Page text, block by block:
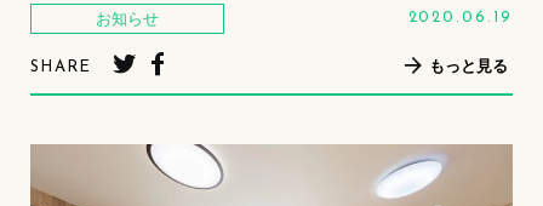
お知らせ 2020.06.19
SHARE もっと見る